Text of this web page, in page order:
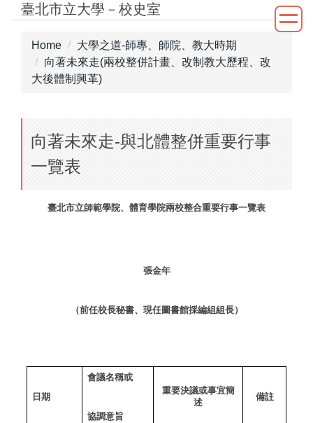
Jump
content
臺北市立大學－校史室
Home
大學之道-師專、師院、教大時期
向著未來走(兩校整併計畫、改制教大歷程、改
大後體制興革)
向著未來走-與北體整併重要行事
一覽表
臺北市立師範學院、體育學院兩校整合重要行事一覽表
張金年
（前任校長秘書、現任圖書館採編組組長）
日期
會議名稱或
協調意旨
重要決議或事宜簡
述
備註